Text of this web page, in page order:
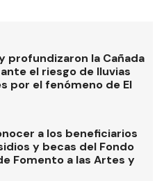
profundizaron la Cañada
el riesgo de lluvias
por el fenómeno de El
a los beneficiarios
y becas del Fondo
Fomento a las Artes y